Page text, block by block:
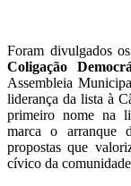
Foram divulgados
Coligação
Assembleia
liderança da lista à
primeiro nome na
marca o arranque
propostas que
cívico da